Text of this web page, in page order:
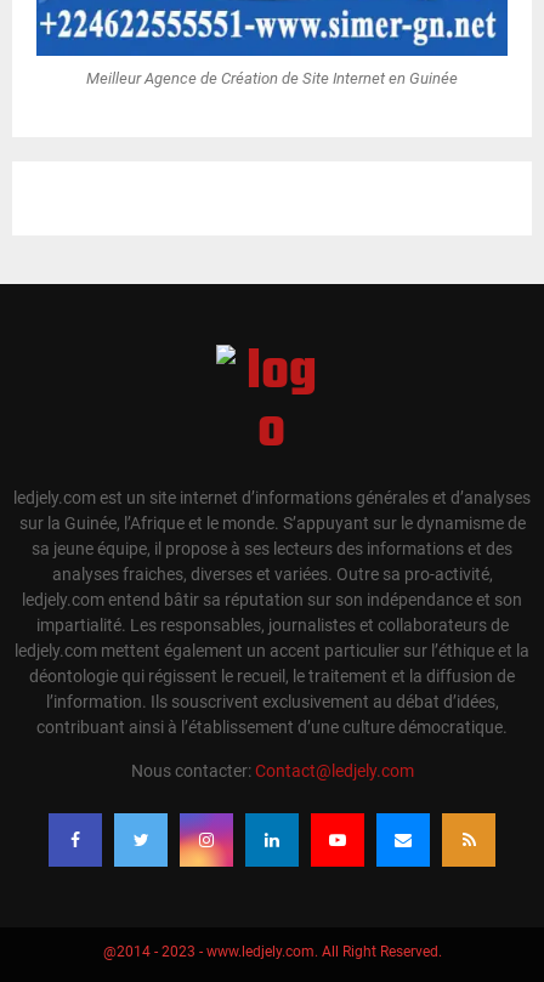
Meilleur Agence de Création de Site Internet en Guinée
ledjely.com est un site internet d’informations générales et d’analyses
sur la Guinée, l’Afrique et le monde. S’appuyant sur le dynamisme de
sa jeune équipe, il propose à ses lecteurs des informations et des
analyses fraiches, diverses et variées. Outre sa pro-activité,
ledjely.com entend bâtir sa réputation sur son indépendance et son
impartialité. Les responsables, journalistes et collaborateurs de
ledjely.com mettent également un accent particulier sur l’éthique et la
déontologie qui régissent le recueil, le traitement et la diffusion de
l’information. Ils souscrivent exclusivement au débat d’idées,
contribuant ainsi à l’établissement d’une culture démocratique.
Nous contacter:Contact@ledjely.com
@2014 - 2023 - www.ledjely.com. All Right Reserved.